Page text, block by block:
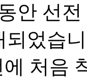
안 선
었습
처음